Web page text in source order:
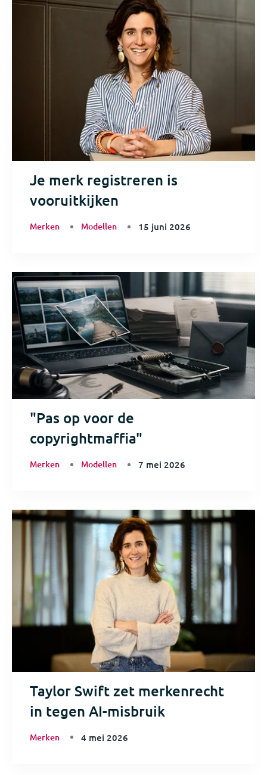
Je merk registreren is
vooruitkijken
Merken Modellen 15 juni 2026
"Pas op voor de
copyrightmaffia"
Merken Modellen 7 mei 2026
Taylor Swift zet merkenrecht
in tegen AI-misbruik
Merken 4 mei 2026